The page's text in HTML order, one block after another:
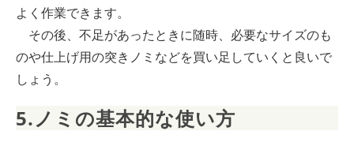
よく作業できます。
その後、不足があったときに随時、必要なサイズのも
のや仕上げ用の突きノミなどを買い足していくと良いで
しょう。
5.ノミの基本的な使い方